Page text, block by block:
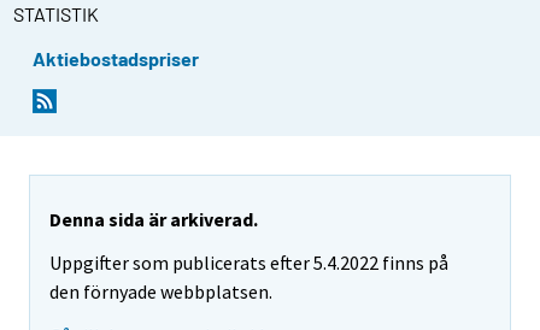
STATISTIK
Aktiebostadspriser
Denna sida är arkiverad.
Uppgifter som publicerats efter 5.4.2022 finns på
den förnyade webbplatsen.